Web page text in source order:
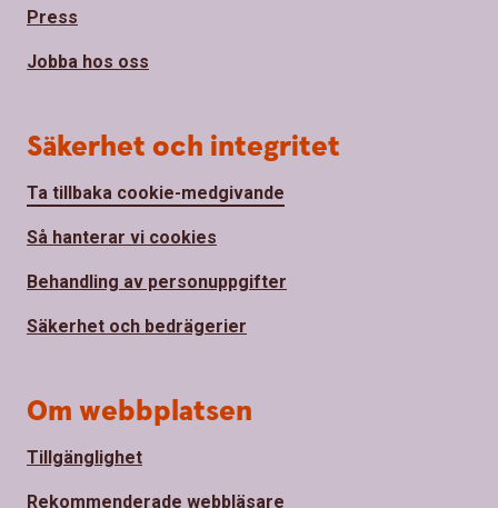
Press
Jobba hos oss
Säkerhet och integritet
Ta tillbaka cookie-medgivande
Så hanterar vi cookies
Behandling av personuppgifter
Säkerhet och bedrägerier
Om webbplatsen
Tillgänglighet
Rekommenderade webbläsare